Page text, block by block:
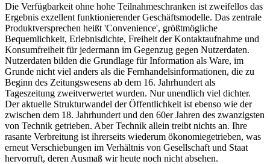
Die Verfügbarkeit ohne hohe Teilnahmeschranken ist zweifellos das
Ergebnis exzellent funktionierender Geschäftsmodelle. Das zentrale
Produktversprechen heißt 'Convenience', größtmögliche
Bequemlichkeit, Erlebnisdichte, Freiheit der Kontaktaufnahme und
Konsumfreiheit für jedermann im Gegenzug gegen Nutzerdaten.
Nutzerdaten bilden die Grundlage für Information als Ware, im
Grunde nicht viel anders als die Fernhandelsinformationen, die zu
Beginn des Zeitungswesens ab dem 16. Jahrhundert als
Tageszeitung zweitverwertet wurden. Nur unendlich viel dichter.
Der aktuelle Strukturwandel der Öffentlichkeit ist ebenso wie der
zwischen dem 18. Jahrhundert und den 60er Jahren des zwanzigsten
von Technik getrieben. Aber Technik allein treibt nichts an. Ihre
rasante Verbreitung ist ihrerseits wiederum ökonomiegetrieben, was
erneut Verschiebungen im Verhältnis von Gesellschaft und Staat
hervorruft, deren Ausmaß wir heute noch nicht absehen.